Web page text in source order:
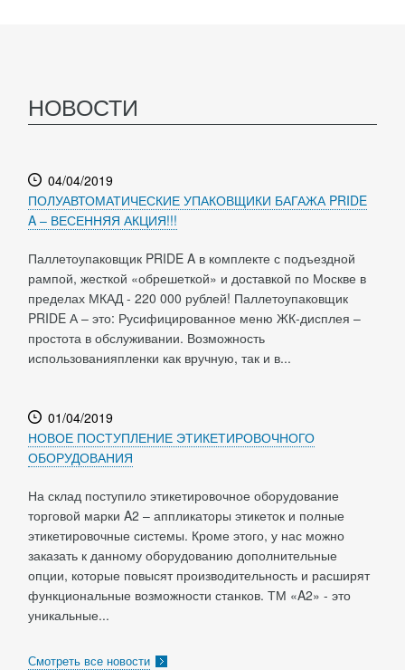
НОВОСТИ
04/04/2019
ПОЛУАВТОМАТИЧЕСКИЕ УПАКОВЩИКИ БАГАЖА PRIDE
A – ВЕСЕННЯЯ АКЦИЯ!!!
Паллетоупаковщик PRIDE A в комплекте с подъездной
рампой, жесткой «обрешеткой» и доставкой по Москве в
пределах МКАД - 220 000 рублей! Паллетоупаковщик
PRIDE А – это: Русифицированное меню ЖК-дисплея –
простота в обслуживании. Возможность
использованияпленки как вручную, так и в...
01/04/2019
НОВОЕ ПОСТУПЛЕНИЕ ЭТИКЕТИРОВОЧНОГО
ОБОРУДОВАНИЯ
На склад поступило этикетировочное оборудование
торговой марки A2 – аппликаторы этикеток и полные
этикетировочные системы. Кроме этого, у нас можно
заказать к данному оборудованию дополнительные
опции, которые повысят производительность и расширят
функциональные возможности станков. ТМ «A2» - это
уникальные...
Смотреть все новости